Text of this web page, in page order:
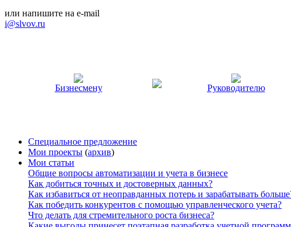
или напишите на e-mail
i@slvov.ru
Бизнесмену Руководителю
Специальное предложение
Мои проекты (архив)
Мои статьи
Общие вопросы автоматизации и учета в бизнесе
Как добиться точных и достоверных данных?
Как избавиться от неоправданных потерь и зарабатывать
Как победить конкурентов с помощью управленческого учета?
Что делать для стремительного роста бизнеса?